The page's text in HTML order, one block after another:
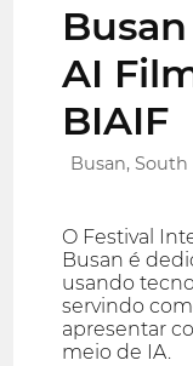
AI
BIAIF
Busan, South
O Festival
Busan é
usando
servindo
apresentar
meio de IA.